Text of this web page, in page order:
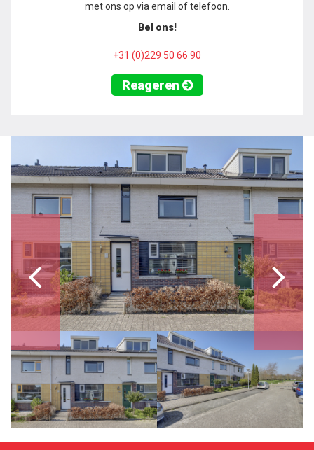
met ons op via email of telefoon.
Bel ons!
+31 (0)229 50 66 90
Reageren